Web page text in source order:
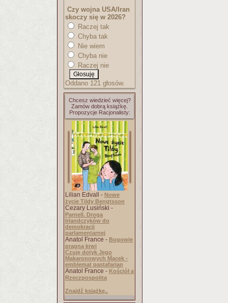
Czy wojna USA/Iran
skoczy się w 2026?
Raczej tak
Chyba tak
Nie wiem
Chyba nie
Raczej nie
Oddano 121 głosów.
Chcesz wiedzieć więcej?
Zamów dobrą książkę.
Propozycje Racjonalisty:
Lilian Edvall - Nowe
życie Tildy Bengtsson
Cezary Lusiński -
Parnell. Droga
Irlandczyków do
demokracji
parlamentarnej
Anatol France - Bogowie
pragną krwi
Czuję dotyk Jego
Makaronowych Macek -
emblemat pastafarian
Anatol France - Kościół a
Rzeczpospolita
Znajdź książkę..